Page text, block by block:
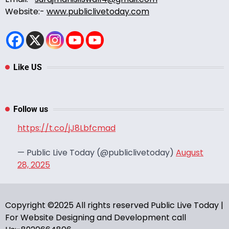
Website:- www.publiclivetoday.com
Like US
Follow us
https://t.co/jJ8Lbfcmad
— Public Live Today (@publiclivetoday) August
28, 2025
Copyright ©2025 All rights reserved Public Live Today |
For Website Designing and Development call